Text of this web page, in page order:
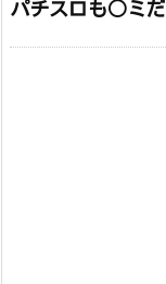
パチスロも○ミ